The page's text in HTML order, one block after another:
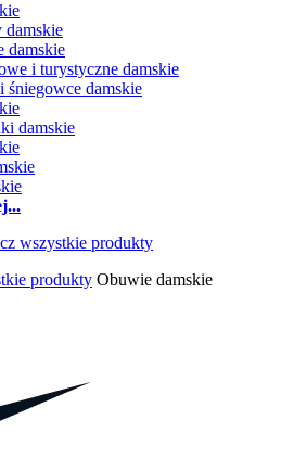
damskie
i turystyczne damskie
damskie
damskie
produkty Obuwie damskie